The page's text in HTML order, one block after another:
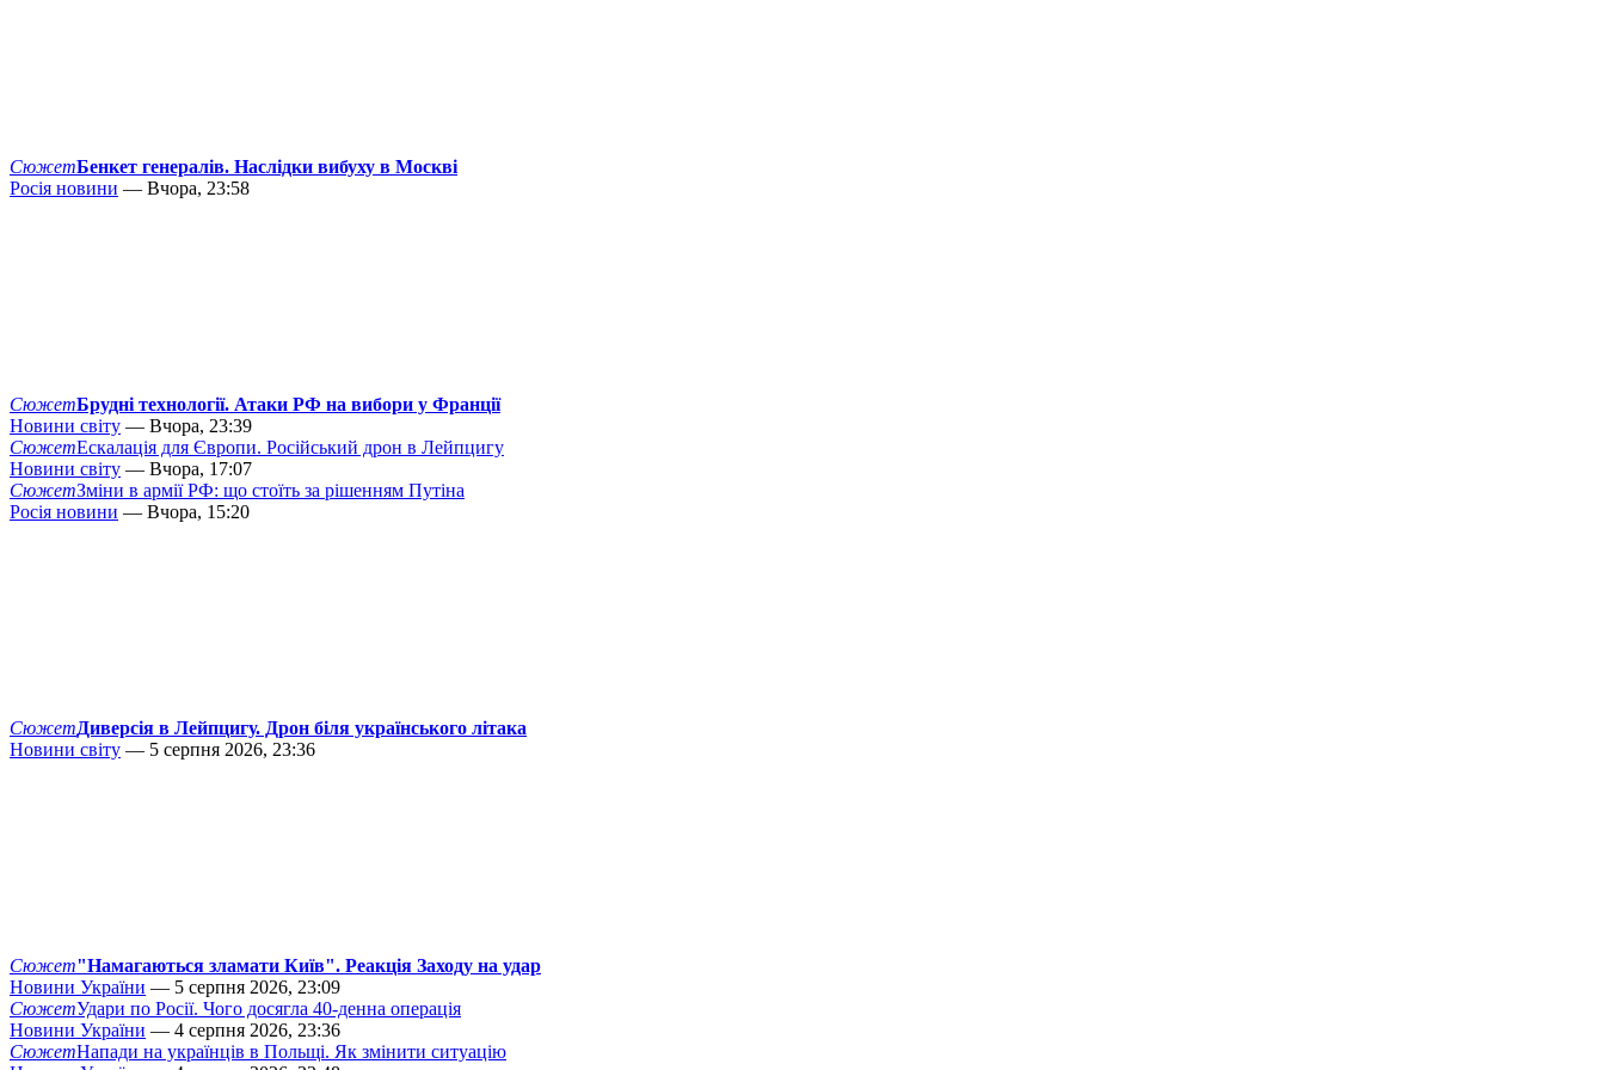
СюжетБенкет генералів. Наслідки вибуху в Москві
Росія новини — Вчора, 23:58
СюжетБрудні технології. Атаки РФ на вибори у Франції
Новини світу — Вчора, 23:39
СюжетЕскалація для Європи. Російський дрон в Лейпцигу
Новини світу — Вчора, 17:07
СюжетЗміни в армії РФ: що стоїть за рішенням Путіна
Росія новини — Вчора, 15:20
СюжетДиверсія в Лейпцигу. Дрон біля українського літака
Новини світу — 5 серпня 2026, 23:36
Сюжет"Намагаються зламати Київ". Реакція Заходу на удар
Новини України — 5 серпня 2026, 23:09
СюжетУдари по Росії. Чого досягла 40-денна операція
Новини України — 4 серпня 2026, 23:36
СюжетНапади на українців в Польщі. Як змінити ситуацію